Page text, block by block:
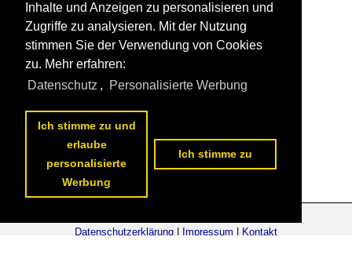
Datenschutzerklärung | Impressum | Kontakt
Inhalte und Anzeigen zu personalisieren und
Zugriffe zu analysieren. Mit der Nutzung
stimmen Sie der Verwendung von Cookies
zu. Mehr erfahren:
Datenschutz , Personalisierte Werbung
Ich stimme zu und
erlaube
personalisierte
Werbung
Ich stimme zu